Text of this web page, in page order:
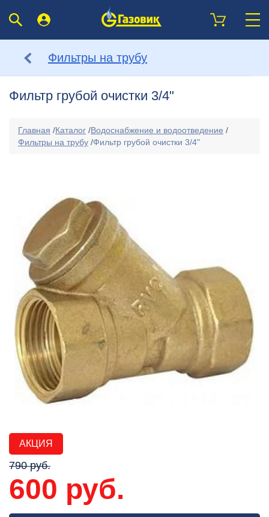
Фильтры на трубу
Фильтр грубой очистки 3/4"
Главная /Каталог /Водоснабжение и водоотведение /
Фильтры на трубу /Фильтр грубой очистки 3/4"
АКЦИЯ
790 руб.
600 руб.